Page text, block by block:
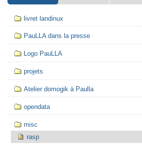
Navigation
livret landinux
PauLLA dans la presse
Logo PauLLA
projets
Atelier domogik à Paulla
opendata
misc
rasp